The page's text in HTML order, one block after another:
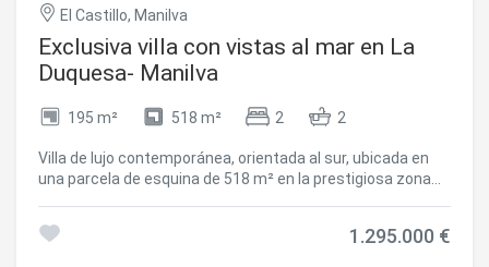
El Castillo, Manilva
Exclusiva villa con vistas al mar en La
Duquesa- Manilva
195 m² 518 m² 2 2
Villa de lujo contemporánea, orientada al sur, ubicada en
una parcela de esquina de 518 m² en la prestigiosa zona
calidad y una distribución flexible, lo que la convierte en una
1.295.000 €